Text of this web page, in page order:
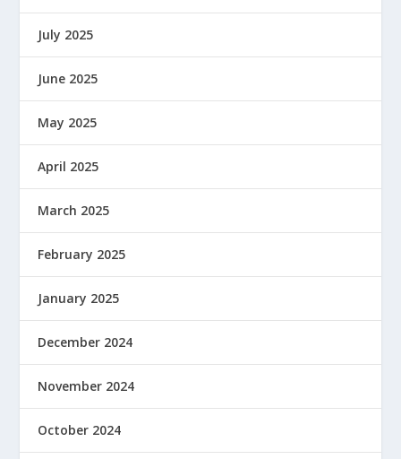
July 2025
June 2025
May 2025
April 2025
March 2025
February 2025
January 2025
December 2024
November 2024
October 2024